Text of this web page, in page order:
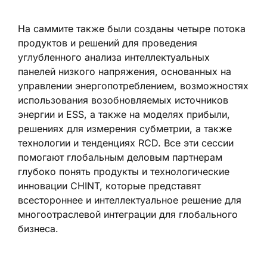
На саммите также были созданы четыре потока
продуктов и решений для проведения
углубленного анализа интеллектуальных
панелей низкого напряжения, основанных на
управлении энергопотреблением, возможностях
использования возобновляемых источников
энергии и ESS, а также на моделях прибыли,
решениях для измерения субметрии, а также
технологии и тенденциях RCD. Все эти сессии
помогают глобальным деловым партнерам
глубоко понять продукты и технологические
инновации CHINT, которые представят
всестороннее и интеллектуальное решение для
многоотраслевой интеграции для глобального
бизнеса.